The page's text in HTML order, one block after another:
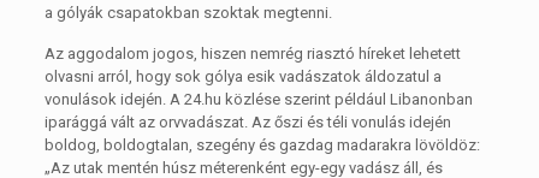
a gólyák csapatokban szoktak megtenni.
Az aggodalom jogos, hiszen nemrég riasztó híreket lehetett
olvasni arról, hogy sok gólya esik vadászatok áldozatul a
vonulások idején. A 24.hu közlése szerint például Libanonban
iparággá vált az orvvadászat. Az őszi és téli vonulás idején
boldog, boldogtalan, szegény és gazdag madarakra lövöldöz:
„Az utak mentén húsz méterenként egy-egy vadász áll, és